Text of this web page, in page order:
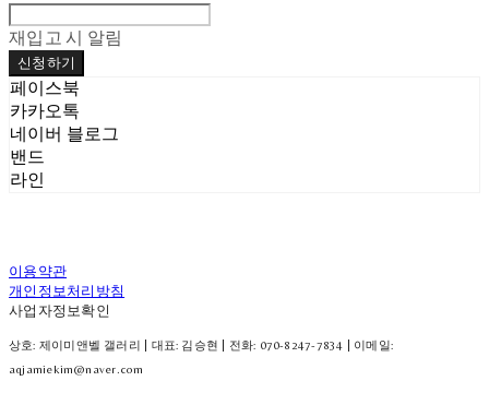
재입고 시 알림
신청하기
페이스북
카카오톡
네이버 블로그
밴드
라인
이용약관
개인정보처리방침
사업자정보확인
상호: 제이미앤벨 갤러리 | 대표: 김승현 | 전화: 070-8247-7834 | 이메일:
aqjamiekim@naver.com